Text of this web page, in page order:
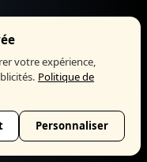
votre expérience,
Politique de
Personnaliser